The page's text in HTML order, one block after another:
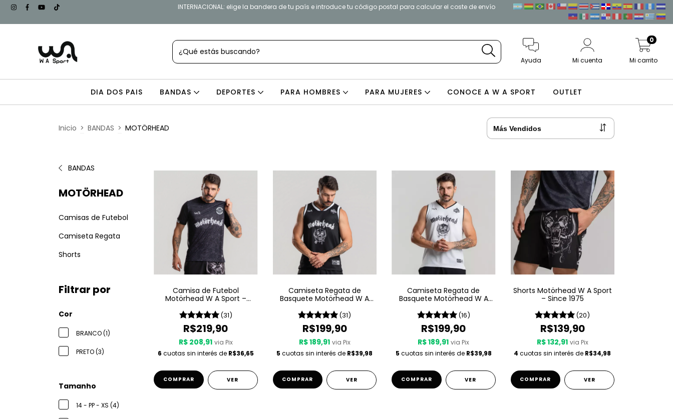
INTERNACIONAL: elige la bandera de tu país e introduce tu código postal para calcular el coste de envío
Ayuda Mi cuenta Mi carrito
0
DIA DOS PAIS BANDAS DEPORTES PARA HOMBRES PARA MUJERES CONOCE A W A SPORT OUTLET
Inicio > BANDAS > MOTÖRHEAD
BANDAS
MOTÖRHEAD
Camisas de Futebol
Camiseta Regata
Shorts
Filtrar por
Cor
BRANCO (1)
PRETO (3)
Tamanho
14 - PP - XS (4)
Camisa de Futebol
Motörhead W A Sport –
(31)
R$219,90
R$ 208,91 via Pix
6 cuotas sin interés de R$36,65
COMPRAR VER
Camiseta Regata de
Basquete Motörhead W A
(31)
R$199,90
R$ 189,91 via Pix
5 cuotas sin interés de R$39,98
COMPRAR VER
Camiseta Regata de
Basquete Motörhead W A
(16)
R$199,90
R$ 189,91 via Pix
5 cuotas sin interés de R$39,98
COMPRAR VER
Shorts Motörhead W A Sport
– Since 1975
(20)
R$139,90
R$ 132,91 via Pix
4 cuotas sin interés de R$34,98
COMPRAR VER